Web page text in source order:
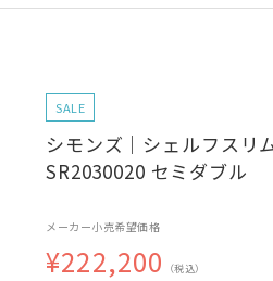
SALE
シモンズ｜シェルフスリ
SR2030020 セミダブル
メーカー小売希望価格
¥222,200 （税込）